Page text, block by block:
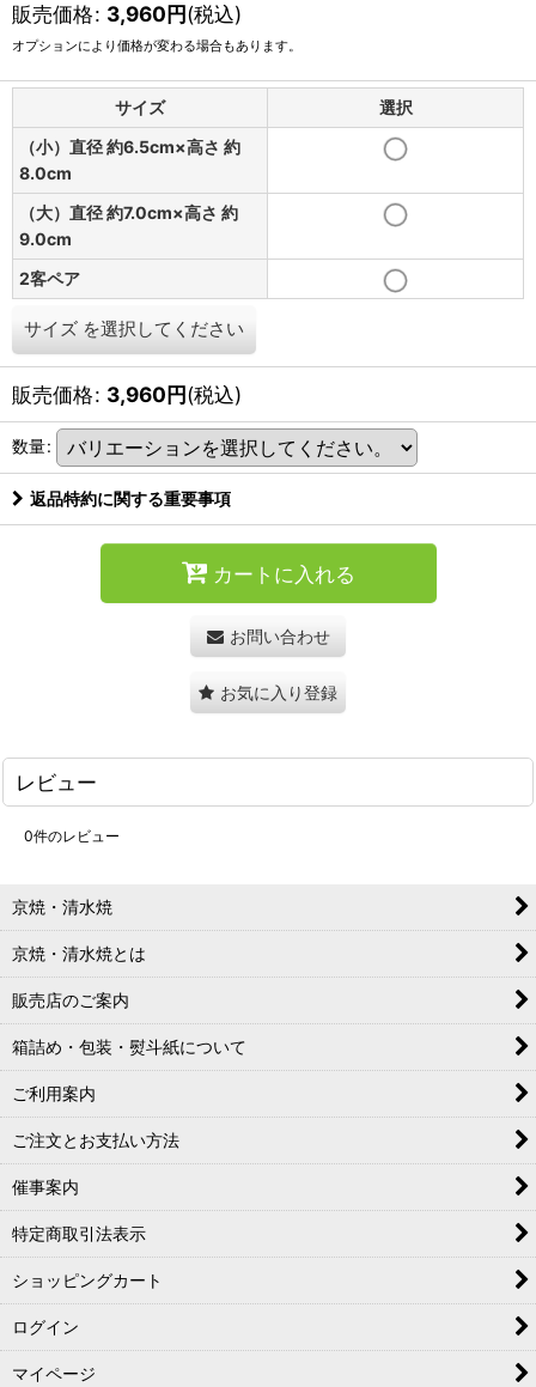
販売価格: 3,960円(税込)
オプションにより価格が変わる場合もあります。
サイズ
選択
（小）直径 約6.5cm×高さ 約
8.0cm
（大）直径 約7.0cm×高さ 約
9.0cm
2客ペア
サイズ を選択してください
販売価格: 3,960円(税込)
数量:
返品特約に関する重要事項
カートに入れる
お問い合わせ
お気に入り登録
レビュー
0件のレビュー
京焼・清水焼
京焼・清水焼とは
販売店のご案内
箱詰め・包装・熨斗紙について
ご利用案内
ご注文とお支払い方法
催事案内
特定商取引法表示
ショッピングカート
ログイン
マイページ